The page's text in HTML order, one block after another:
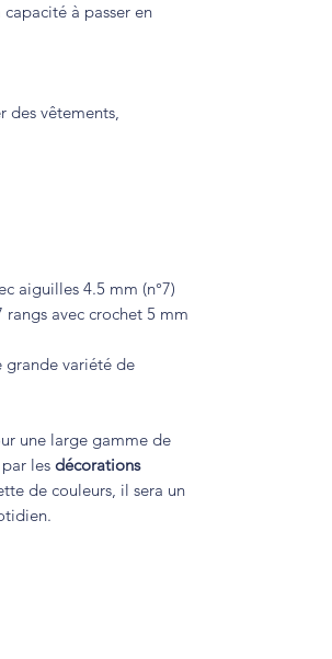
à passer en
des vêtements,
aiguilles 4.5 mm (n°7)
rangs avec crochet 5 mm
grande variété de
une large gamme de
les décorations
de couleurs, il sera un